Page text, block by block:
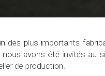
des plus importants
avons été invités au
de production.